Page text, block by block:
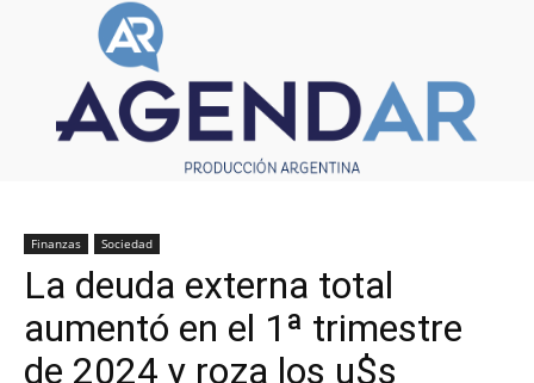
Finanzas Sociedad
La deuda externa total
aumentó en el 1ª trimestre
de 2024 y roza los u$s